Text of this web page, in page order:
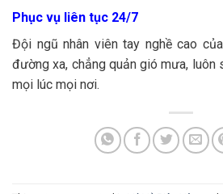
Phục vụ liên tục 24/7
Đội ngũ nhân viên tay nghề cao
đường xa, chẳng quản gió mưa,
mọi lúc mọi nơi.